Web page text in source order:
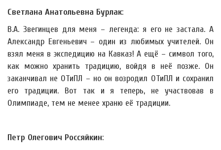
Светлана Анатольевна Бурлак:
В.А. Звегинцев для меня – легенда: я его не застала. А
Александр Евгеньевич – один из любимых учителей. Он
взял меня в экспедицию на Кавказ! А ещё – символ того,
как можно хранить традицию, войдя в неё позже. Он
заканчивал не ОТиПЛ – но он возродил ОТиПЛ и сохранил
его традиции. Вот так и я теперь, не участвовав в
Олимпиаде, тем не менее храню её традиции.
Петр Олегович Россяйкин: